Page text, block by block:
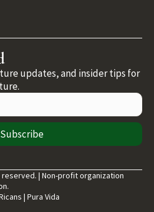
updates, and insider tips for
Subscribe
| Non-profit organization
| Pura Vida